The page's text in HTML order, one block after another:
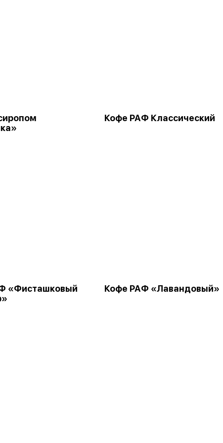
Кофе РАФ Классический
«Фисташковый
Кофе РАФ «Лавандовый»